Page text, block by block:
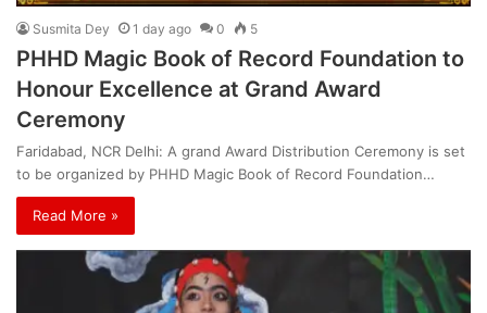
Susmita Dey 1 day ago 0 5
PHHD Magic Book of Record Foundation to
Honour Excellence at Grand Award
Ceremony
Faridabad, NCR Delhi: A grand Award Distribution Ceremony is set
to be organized by PHHD Magic Book of Record Foundation…
Read More »